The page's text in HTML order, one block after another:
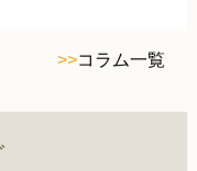
>>コラム一覧